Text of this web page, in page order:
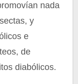
nada
y
e
de
diabólicos.